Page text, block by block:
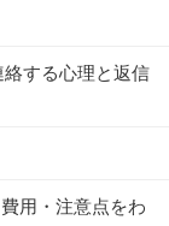
する心理と返信
用・注意点をわ